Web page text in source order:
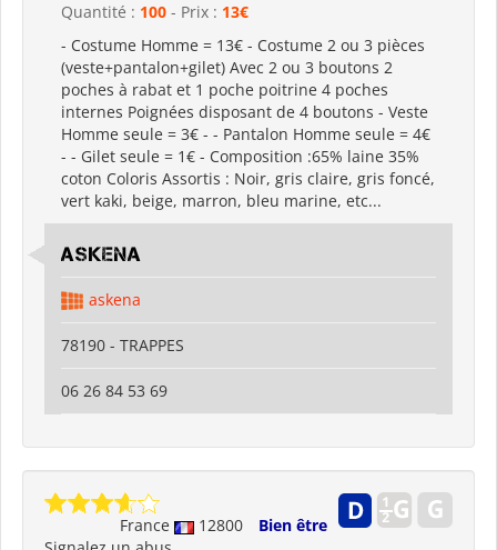
Quantité : 100 - Prix : 13€
- Costume Homme = 13€ - Costume 2 ou 3 pièces
(veste+pantalon+gilet) Avec 2 ou 3 boutons 2
poches à rabat et 1 poche poitrine 4 poches
internes Poignées disposant de 4 boutons - Veste
Homme seule = 3€ - - Pantalon Homme seule = 4€
- - Gilet seule = 1€ - Composition :65% laine 35%
coton Coloris Assortis : Noir, gris claire, gris foncé,
vert kaki, beige, marron, bleu marine, etc...
ASKENA
askena
78190 - TRAPPES
06 26 84 53 69
France 12800
Bien être